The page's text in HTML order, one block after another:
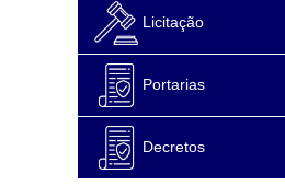
Licitação
Portarias
Decretos